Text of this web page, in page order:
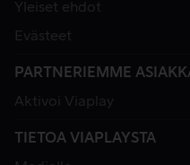
Yleiset ehdot
Evästeet
PARTNERIEMME
Aktivoi Viaplay
TIETOA VIAPLAYSTA